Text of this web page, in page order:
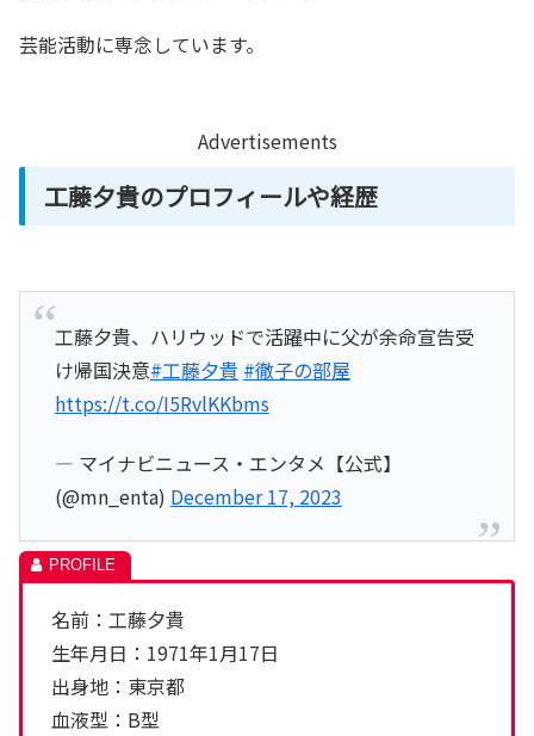
芸能活動に専念しています。
Advertisements
工藤夕貴のプロフィールや経歴
工藤夕貴、ハリウッドで活躍中に父が余命宣告受
け帰国決意#工藤夕貴 #徹子の部屋
https://t.co/I5RvlKKbms
— マイナビニュース・エンタメ【公式】
(@mn_enta) December 17, 2023
名前：工藤夕貴
生年月日：1971年1月17日
出身地：東京都
血液型：B型